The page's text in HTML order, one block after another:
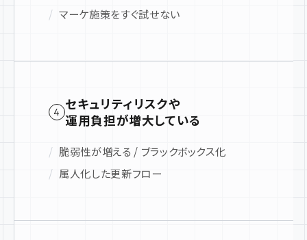
マーケ施策をすぐ試せない
4 セキュリティリスクや
運用負担が増大している
脆弱性が増える / ブラックボックス化
属人化した更新フロー